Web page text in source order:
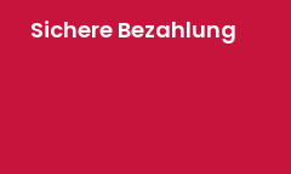
Sichere Bezahlung